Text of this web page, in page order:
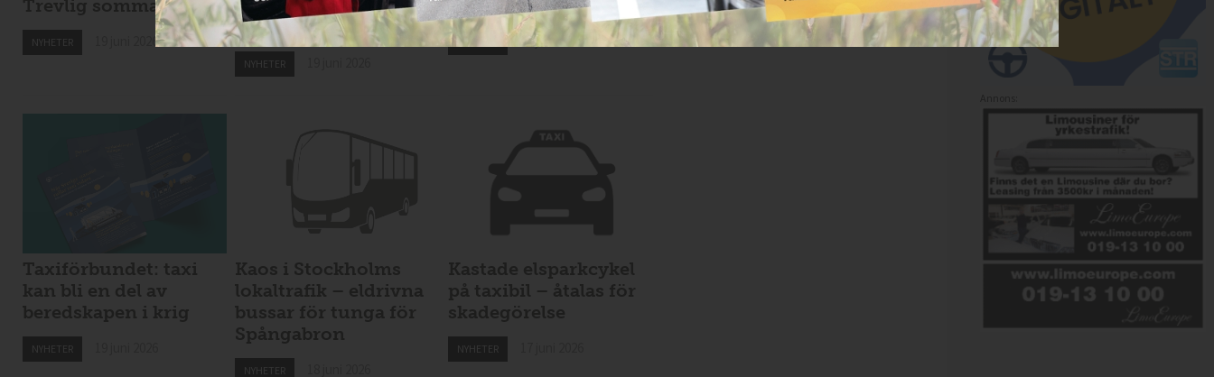
Trevlig sommar!
NYHETER 19 juni 2026
Nytt taxibolag i
Kiruna
NYHETER
Nytt taxibolag i Piteå
NYHETER 19 juni 2026
Taxiförbundet: taxi
kan bli en del av
beredskapen i krig
NYHETER
Kaos i Stockholms
lokaltrafik – eldrivna
bussar för tunga för
Spångabron
NYHETER
Kastade elsparkcykel
på taxibil – åtalas för
skadegörelse
NYHETER